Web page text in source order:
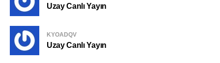
Uzay Canlı Yayın
KYOADQV
Uzay Canlı Yayın